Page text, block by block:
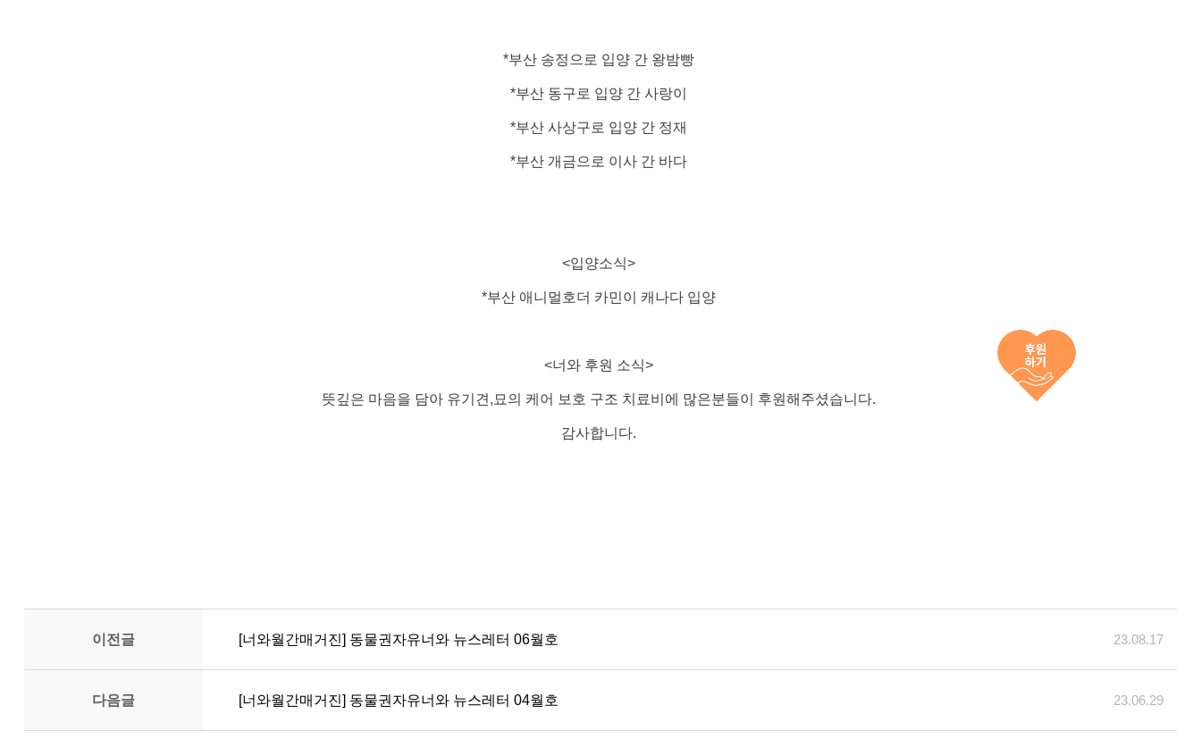
*부산 송정으로 입양 간 왕밤빵
*부산 동구로 입양 간 사랑이
*부산 사상구로 입양 간 정재
*부산 개금으로 이사 간 바다
<입양소식>
*부산 애니멀호더 카민이 캐나다 입양
​<너와 후원 소식>
뜻깊은 마음을 담아 유기견,묘의 케어 보호 구조 치료비에 많은분들이 후원해주셨습니다.
감사합니다.
이전글 [너와월간매거진] 동물권자유너와 뉴스레터 06월호 23.08.17
다음글 [너와월간매거진] 동물권자유너와 뉴스레터 04월호 23.06.29